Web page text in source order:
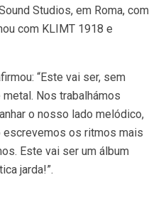
Studios, em Roma, com
com KLIMT 1918 e
“Este vai ser, sem
Nos trabalhámos
o nosso lado melódico,
escrevemos os ritmos mais
Este vai ser um álbum
jarda!”.